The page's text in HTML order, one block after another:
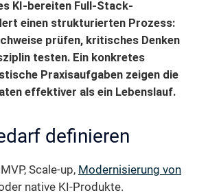
KI-bereiten Full-Stack-
einen strukturierten Prozess:
prüfen, kritisches Denken
testen. Ein konkretes
Praxisaufgaben zeigen die
effektiver als ein Lebenslauf.
definieren
Scale-up, Modernisierung von
native KI-Produkte.